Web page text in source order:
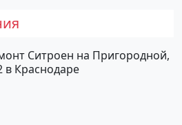
Ситроен на Пригородной,
в Краснодаре